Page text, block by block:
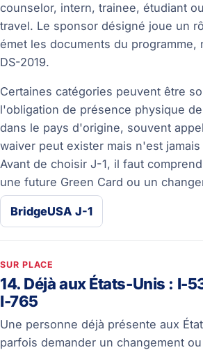
counselor, intern, trainee, étudiant
travel. Le sponsor désigné joue un
émet les documents du programme,
DS-2019.
Certaines catégories peuvent être
l'obligation de présence physique
dans le pays d'origine, souvent
waiver peut exister mais n'est jamais
Avant de choisir J-1, il faut
une future Green Card ou un
BridgeUSA J-1
SUR PLACE
14. Déjà aux États-Unis : I-
I-765
Une personne déjà présente aux
parfois demander un changement